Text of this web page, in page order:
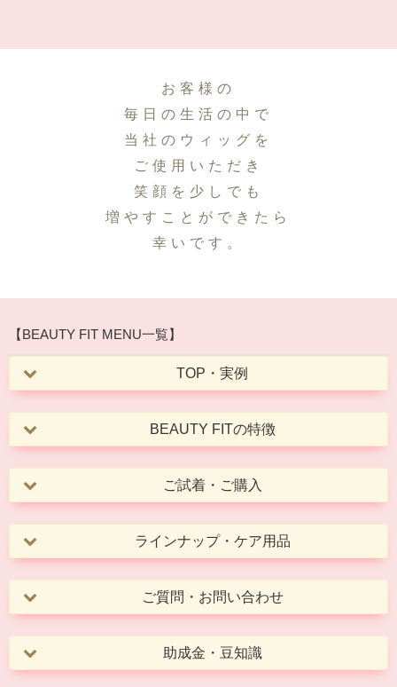
お客様の
毎日の生活の中で
当社のウィッグを
ご使用いただき
笑顔を少しでも
増やすことができたら
幸いです。
【BEAUTY FIT MENU一覧】
TOP・実例
BEAUTY FITの特徴
ご試着・ご購入
ラインナップ・ケア用品
ご質問・お問い合わせ
助成金・豆知識